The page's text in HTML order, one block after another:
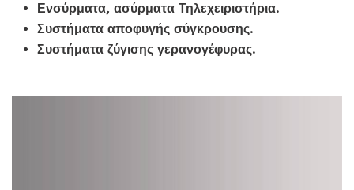
Ενσύρματα, ασύρματα Τηλεχειριστήρια.
Συστήματα αποφυγής σύγκρουσης.
Συστήματα ζύγισης γερανογέφυρας.